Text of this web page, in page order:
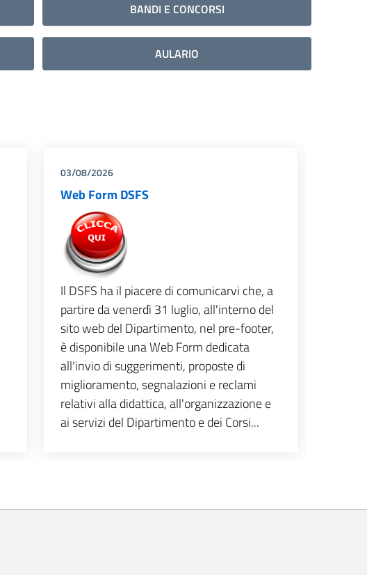
BANDI E CONCORSI
AULARIO
03/08/2026
Web Form DSFS
Il DSFS ha il piacere di comunicarvi che, a
partire da venerdì 31 luglio, all'interno del
sito web del Dipartimento, nel pre-footer,
è disponibile una Web Form dedicata
all'invio di suggerimenti, proposte di
miglioramento, segnalazioni e reclami
relativi alla didattica, all'organizzazione e
ai servizi del Dipartimento e dei Corsi...